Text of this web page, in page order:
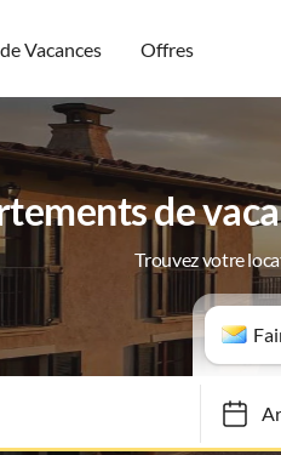
Vacances Offres
de
Trouvez votre